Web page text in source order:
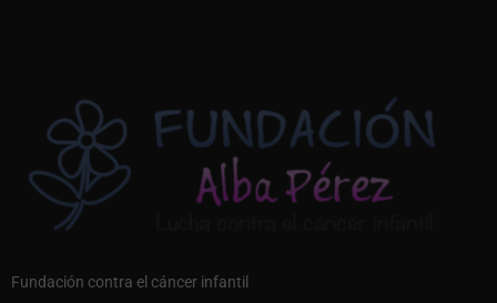
Fundación contra el cáncer infantil